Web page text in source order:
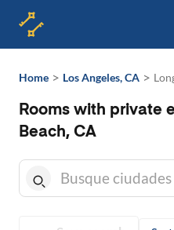
Home > Los Angeles, CA >
Rooms with private
Beach, CA